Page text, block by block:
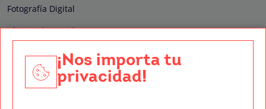
Fotografía Digital
Técnico de Sonido
Edición y Postproducción de Vídeo
Nuestros sellos de calidad
¡Nos importa tu
privacidad!